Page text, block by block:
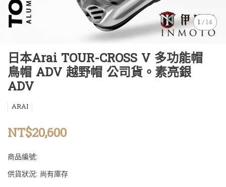
1/14
日本Arai TOUR-CROSS V 多功能帽
鳥帽 ADV 越野帽 公司貨。素亮銀
ADV
ARAI
NT$20,600
商品編號:
供貨狀況: 尚有庫存